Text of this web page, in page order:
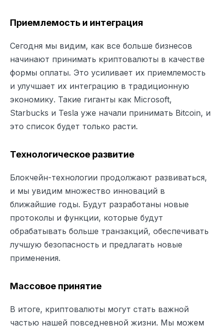
Приемлемость и интеграция
Сегодня мы видим, как все больше бизнесов
начинают принимать криптовалюты в качестве
формы оплаты. Это усиливает их приемлемость
и улучшает их интеграцию в традиционную
экономику. Такие гиганты как Microsoft,
Starbucks и Tesla уже начали принимать Bitcoin, и
это список будет только расти.
Технологическое развитие
Блокчейн-технологии продолжают развиваться,
и мы увидим множество инноваций в
ближайшие годы. Будут разработаны новые
протоколы и функции, которые будут
обрабатывать больше транзакций, обеспечивать
лучшую безопасность и предлагать новые
применения.
Массовое принятие
В итоге, криптовалюты могут стать важной
частью нашей повседневной жизни. Мы можем